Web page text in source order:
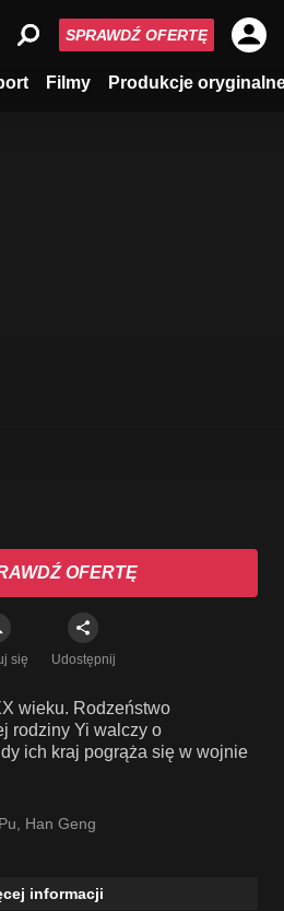
Filmy Produkcje
SPRAWDŹ OFERTĘ
OFERTĘ
się Udostępnij
wieku. Rodzeństwo
rodziny Yi walczy o
ich kraj pogrąża się w wojnie
Han Geng
informacji